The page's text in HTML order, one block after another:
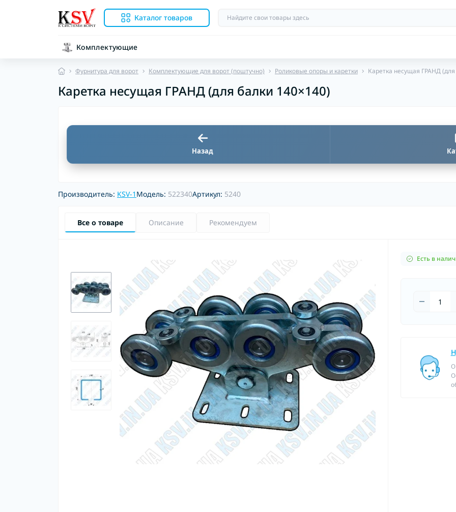
Каталог товаров
Комплектующие
Фурнитура для ворот Комплектующие для ворот (поштучно) Роликовые опоры и каретки Каретка несущая ГРАНД
Каретка несущая ГРАНД (для балки 140×140)
Назад
Производитель: KSV-1 Модель: 522340Артикул: 5240
Все о товаре Описание Рекомендуем
Есть в